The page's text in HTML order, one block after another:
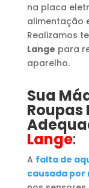
na placa
alimentação
Realizamos
Lange para
aparelho.
Sua
Roupas
Lange:
A falta de
causada por